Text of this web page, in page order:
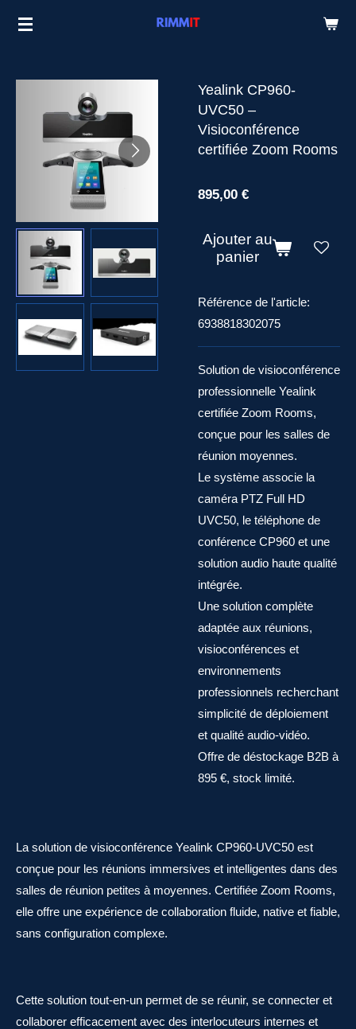
Passer
principal
Yealink CP960-
UVC50 –
Visioconférence
certifiée Zoom Rooms
895,00 €
Ajouter au
panier
Référence de l'article:
6938818302075
Solution de visioconférence
professionnelle Yealink
certifiée Zoom Rooms,
conçue pour les salles de
réunion moyennes.
Le système associe la
caméra PTZ Full HD
UVC50, le téléphone de
conférence CP960 et une
solution audio haute qualité
intégrée.
Une solution complète
adaptée aux réunions,
visioconférences et
environnements
professionnels recherchant
simplicité de déploiement
et qualité audio-vidéo.
Offre de déstockage B2B à
895 €, stock limité.
La solution de visioconférence Yealink CP960-UVC50 est
conçue pour les réunions immersives et intelligentes dans des
salles de réunion petites à moyennes. Certifiée Zoom Rooms,
elle offre une expérience de collaboration fluide, native et fiable,
sans configuration complexe.
Cette solution tout-en-un permet de se réunir, se connecter et
collaborer efficacement avec des interlocuteurs internes et